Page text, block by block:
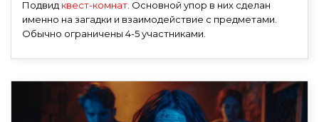
Подвид квест-комнат . Основной упор в них сделан
именно на загадки и взаимодействие с предметами.
Обычно ограничены 4-5 участниками.